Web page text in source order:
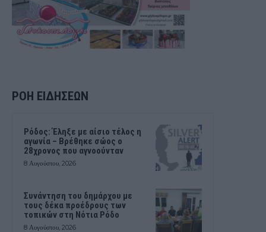
ΡΟΗ ΕΙΔΗΣΕΩΝ
Ρόδος: Έληξε με αίσιο τέλος η
αγωνία – Βρέθηκε σώος ο
28χρονος που αγνοούνταν
8 Αυγούστου, 2026
Συνάντηση του δημάρχου με
τους δέκα προέδρους των
τοπικών στη Νότια Ρόδο
8 Αυγούστου, 2026